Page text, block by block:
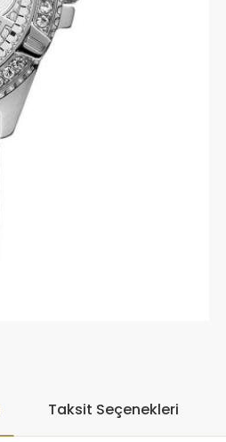
Taksit Seçenekleri